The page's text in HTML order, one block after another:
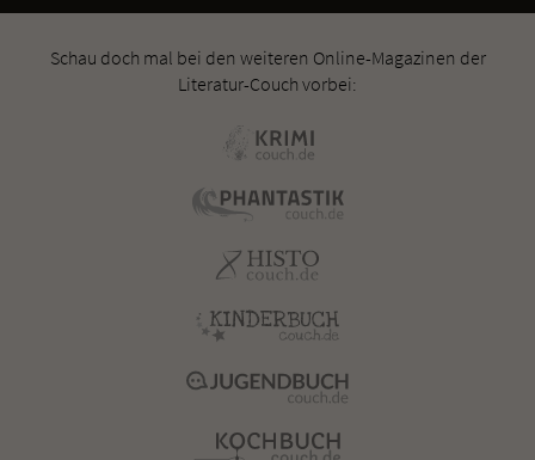
Schau doch mal bei den weiteren Online-Magazinen der
Literatur-Couch vorbei: